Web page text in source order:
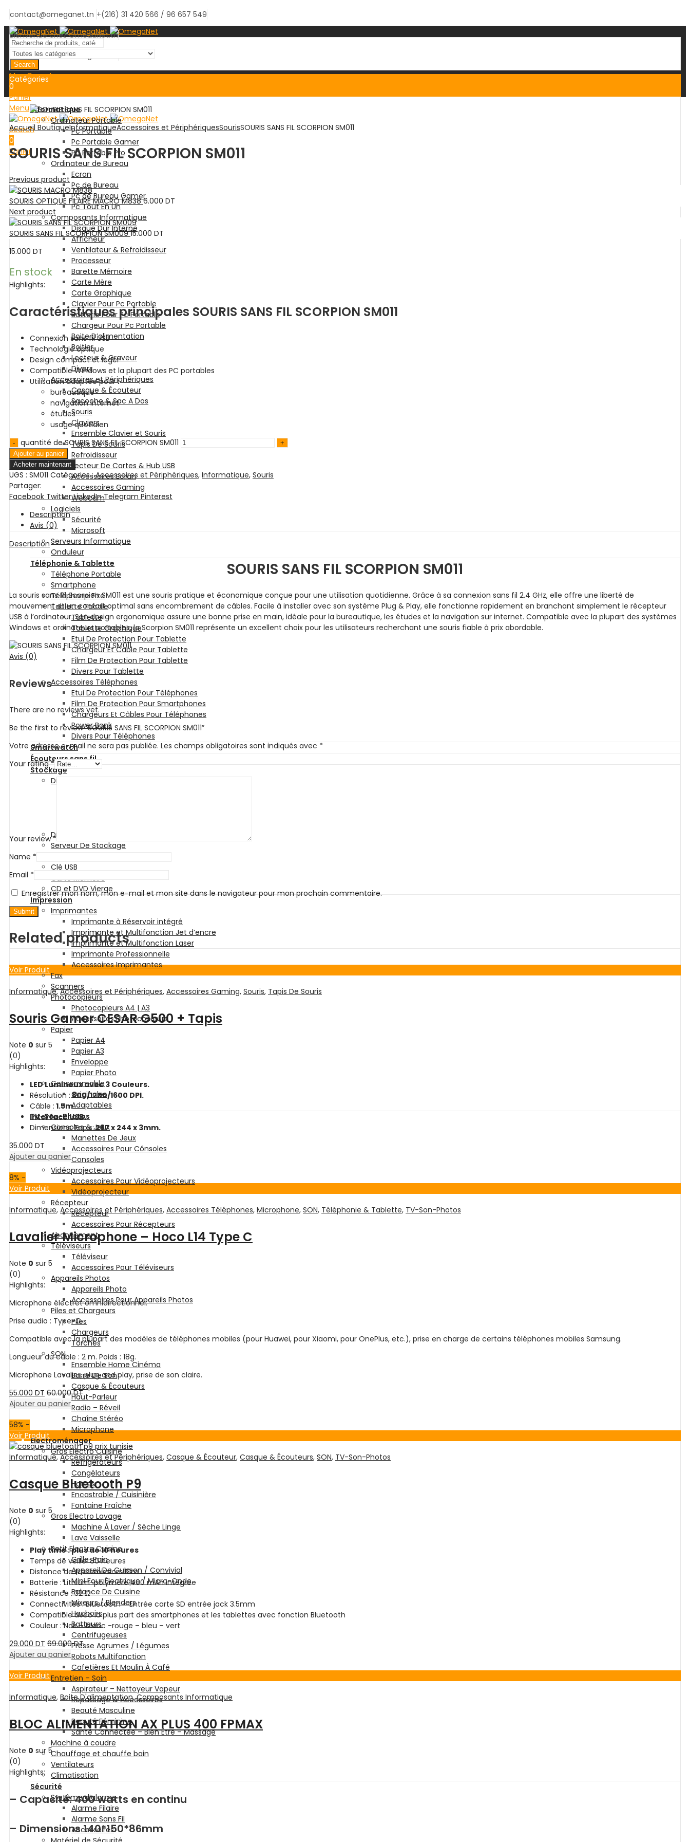
contact@omeganet.tn +(216) 31 420 566 / 96 657 549
Bienvenue chez OmegaNet.tn
Bienvenue chez OmegaNet.tn
Search
Mon Compte
0
Panier
Menu
Search
0
Panier
Catégories
Informatique
Ordinateur Portable
Pc Portable
Pc Portable Gamer
Pc Portable Pro
Ordinateur de Bureau
Ecran
Pc de Bureau
Pc de Bureau Gamer
Pc Tout En Un
Composants Informatique
Disque Dur Interne
Afficheur
Ventilateur & Refroidisseur
Processeur
Barette Mémoire
Carte Mère
Carte Graphique
Clavier Pour Pc Portable
Batterie Pour Pc Portable
Chargeur Pour Pc Portable
Boite D’alimentation
Boitier
Lecteur & Graveur
Divers
Accessoires et Périphériques
Casque & Écouteur
Sacoche & Sac A Dos
Souris
Claviers
Ensemble Clavier et Souris
Tapis De Souris
Refroidisseur
Lecteur De Cartes & Hub USB
Accessoires Ecran
Accessoires Gaming
Webcam
Logiciels
Sécurité
Microsoft
Serveurs Informatique
Onduleur
Téléphonie & Tablette
Téléphone Portable
Smartphone
Téléphone Fixe
Tablette Tactile
Tablette
Tablette Graphique
Etui De Protection Pour Tablette
Chargeur Et Cable Pour Tablette
Film De Protection Pour Tablette
Divers Pour Tablette
Accessoires Téléphones
Etui De Protection Pour Téléphones
Film De Protection Pour Smartphones
Chargeurs Et Câbles Pour Téléphones
Power Bank
Divers Pour Téléphones
Smartwatch
Écouteurs sans fil
Stockage
Disques Internes
Disque Dur Externe
Serveur De Stockage
Clé USB
Carte Mémoire
CD et DVD Vierge
Impression
Imprimantes
Imprimante à Réservoir intégré
Imprimante et Multifonction Jet d’encre
Imprimante et Multifonction Laser
Imprimante Professionnelle
Accessoires Imprimantes
Fax
Scanners
Photocopieurs
Photocopieurs A4 | A3
Accessoires Photocopieurs
Papier
Papier A4
Papier A3
Enveloppe
Papier Photo
Consommable
Originales
Adaptables
TV-Son-Photos
Consoles & Jeux
Manettes De Jeux
Accessoires Pour Cônsoles
Consoles
Vidéoprojecteurs
Accessoires Pour Vidéoprojecteurs
Vidéoprojecteur
Récepteur
Récepteur
Accessoires Pour Récepteurs
Abonnement
Téléviseurs
Téléviseur
Accessoires Pour Téléviseurs
Appareils Photos
Appareils Photo
Accessoires Pour Appareils Photos
Piles et Chargeurs
Piles
Chargeurs
Torches
SON
Ensemble Home Cinéma
Barre De Son
Casque & Écouteurs
Haut-Parleur
Radio – Réveil
Chaîne Stéréo
Microphone
Electroménager
Gros Electro Cuisine
Réfrigérateurs
Congélateurs
Hottes
Encastrable / Cuisinière
Fontaine Fraîche
Gros Electro Lavage
Machine À Laver / Sèche Linge
Lave Vaisselle
Petit Electro Cuisine
Grille-Pain
Appareil De Cuisson / Convivial
Mini Four Électrique / Micro-Onde
Balance De Cuisine
Mixeurs / Blenders
Hachoirs
Batteurs
Centrifugeuses
Presse Agrumes / Légumes
Robots Multifonction
Cafetières Et Moulin À Café
Entretien – Soin
Aspirateur – Nettoyeur Vapeur
Repassage & Accessoires
Beauté Masculine
Beauté Féminine
Santé Connectée – Bien Être – Massage
Machine à coudre
Chauffage et chauffe bain
Ventilateurs
Climatisation
Sécurité
Système d’alarme
Alarme Filaire
Alarme Sans Fil
Accessoires
Accueil BoutiqueInformatiqueAccessoires et PériphériquesSourisSOURIS SANS FIL SCORPION SM011
SOURIS SANS FIL SCORPION SM011
Previous product
SOURIS OPTIQUE FILAIRE MACRO M8386.000 DT
Next product
SOURIS SANS FIL SCORPION SM00915.000 DT
15.000 DT
En stock
Highlights:
Caractéristiques principales SOURIS SANS FIL SCORPION SM011
Connexion sans fil USB
Technologie optique
Design compact et léger
Compatible Windows et la plupart des PC portables
Utilisation adaptée pour :
bureautique
navigation internet
études
usage quotidien
quantité de SOURIS SANS FIL SCORPION SM011
Ajouter au panier
Acheter maintenant
UGS : SM011 Catégories :Accessoires et Périphériques, Informatique, Souris
Partager:
Facebook Twitter LinkedIn Telegram Pinterest
Description
Avis (0)
Description
SOURIS SANS FIL SCORPION SM011
La souris sans fil Scorpion SM011 est une souris pratique et économique conçue pour une utilisation quotidienne. Grâce à sa connexion sans fil 2.4 GHz, elle offre une liberté de
mouvement et un confort optimal sans encombrement de câbles. Facile à installer avec son système Plug & Play, elle fonctionne rapidement en branchant simplement le récepteur
USB à l’ordinateur. Son design ergonomique assure une bonne prise en main, idéale pour la bureautique, les études et la navigation sur internet. Compatible avec la plupart des systèmes
Windows et ordinateurs portables, la Scorpion SM011 représente un excellent choix pour les utilisateurs recherchant une souris fiable à prix abordable.
Avis (0)
Reviews
There are no reviews yet.
Be the first to review “SOURIS SANS FIL SCORPION SM011”
Votre adresse e-mail ne sera pas publiée. Les champs obligatoires sont indiqués avec *
Your rating*
Your review*
Name *
Email *
Enregistrer mon nom, mon e-mail et mon site dans le navigateur pour mon prochain commentaire.
Related products
Voir Produit
Informatique,Accessoires et Périphériques, Accessoires Gaming, Souris, Tapis De Souris
Souris Gamer CESAR G500 + Tapis
Note 0 sur 5
(0)
Highlights:
LED Lumineux avec 3 Couleurs.
Résolution :800/1200/1600 DPI.
Câble : 1.5m.
Interface USB.
Dimensions Tapis:287 x 244 x 3mm.
35.000 DT
Ajouter au panier
8% -
Voir Produit
Informatique, Accessoires et Périphériques, Accessoires Téléphones, Microphone, SON, Téléphonie & Tablette, TV-Son-Photos
Lavalier Microphone – Hoco L14 Type C
Note 0 sur 5
(0)
Highlights:
Microphone électret omnidirectionnel.
Prise audio : Type-C.
Compatible avec la plupart des modèles de téléphones mobiles (pour Huawei, pour Xiaomi, pour OnePlus, etc.), prise en charge de certains téléphones mobiles Samsung.
Longueur du câble : 2 m. Poids : 18g.
Microphone Lavalier, plug and play, prise de son claire.
55.000 DT 60.000DT
Ajouter au panier
58% -
Voir Produit
Informatique,Accessoires et Périphériques, Casque & Écouteur, Casque & Écouteurs, SON, TV-Son-Photos
Casque Bluetooth P9
Note 0 sur 5
(0)
Highlights:
Play time : plus de 10 heures
Temps de veille: 80 heures
Distance de transmission: 10m
Batterie : Lithium-polymère 400 mAh intégrée
Résistance : 32 Ω
Connectivités : Bluetooth – Entrée carte SD entrée jack 3.5mm
Compatible avec la plus part des smartphones et les tablettes avec fonction Bluetooth
Couleur : Noir – blanc -rouge – bleu – vert
29.000 DT 69.000DT
Ajouter au panier
Voir Produit
Informatique, Boite D'alimentation,Composants Informatique
BLOC ALIMENTATION AX PLUS 400 FPMAX
Note 0 sur 5
(0)
Highlights:
– Capacité: 400 watts en continu
– Dimensions 140*150*86mm